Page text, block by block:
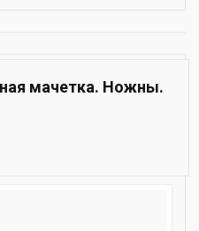
мачетка. Ножны.